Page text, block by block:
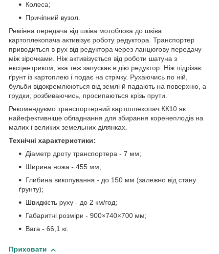
Колеса;
Причіпний вузол.
Ремінна передача від шківа мотоблока до шківа
картоплекопача активізує роботу редуктора. Транспортер
приводиться в рух від редуктора через ланцюгову передачу
між зірочками. Ніж активізується від роботи шатуна з
ексцентриком, яка теж запускає в дію редуктор. Ніж підрізає
ґрунт із картоплею і подає на стрічку. Рухаючись по ній,
бульби відокремлюються від землі й падають на поверхню, а
грудки, розбиваючись, просипаються крізь прути.
Рекомендуємо транспортерний картоплекопач КК10 як
найефективніше обладнання для збирання коренеплодів на
малих і великих земельних ділянках.
Технічні характеристики:
Діаметр дроту транспортера - 7 мм;
Ширина ножа - 455 мм;
Глибина викопування - до 150 мм (залежно від стану
ґрунту);
Швидкість руху - до 2 км/год;
Габаритні розміри - 900×740×700 мм;
Вага - 66,1 кг.
Приховати